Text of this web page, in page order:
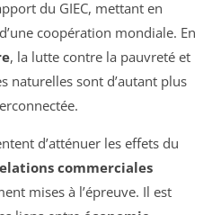
du GIEC, mettant en
coopération mondiale. En
, la lutte contre la pauvreté et
naturelles sont d’autant plus
d’atténuer les effets du
commerciales
mises à l’épreuve. Il est